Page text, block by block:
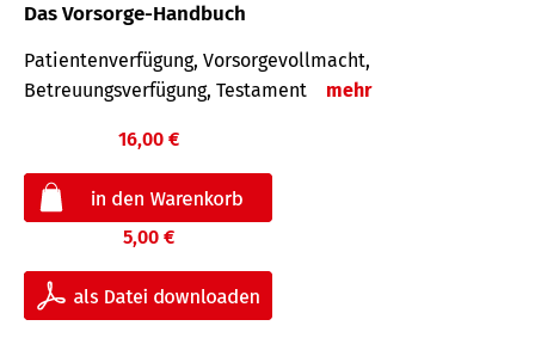
Das Vorsorge-Handbuch
Patientenverfügung, Vorsorgevollmacht,
Betreuungsverfügung, Testament
mehr
16,00 €
5,00 €